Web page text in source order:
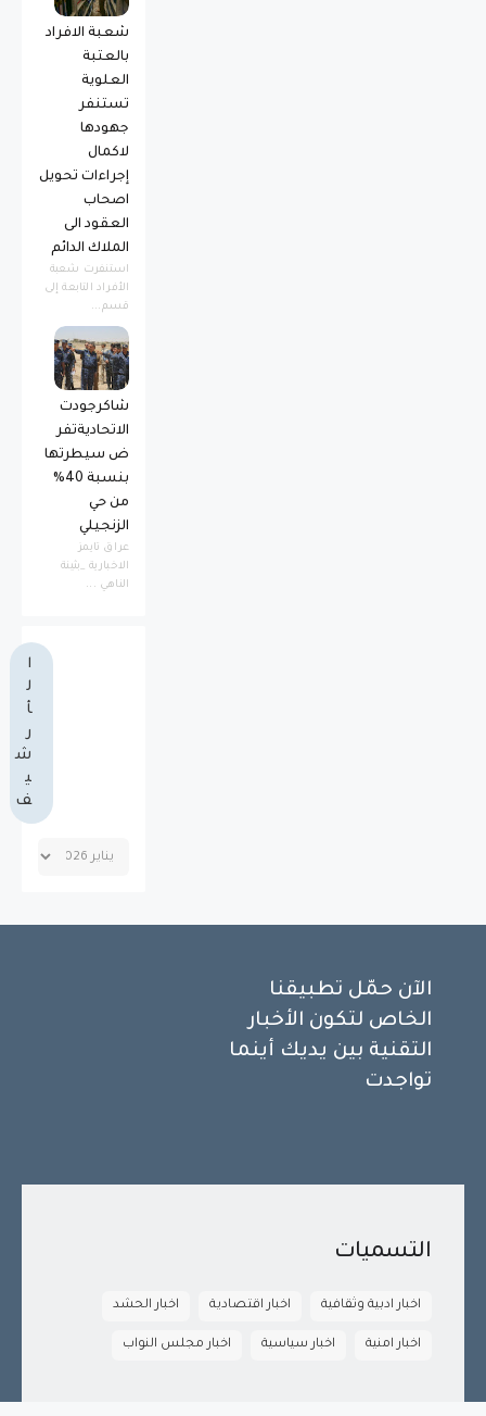
شعبة الافراد
بالعتبة
العلوية
تستنفر
جهودها
لاكمال
إجراءات تحويل
اصحاب
العقود الى
الملاك الدائم
استنفرت شعبة
الأفراد التابعة إلى
قسم...
شاكرجودت
الاتحاديةتفر
ض سيطرتها
بنسبة 40%
من حي
الزنجيلي
عراق تايمز
الاخبارية _بثينة
الناهي ...
ا
ل
أ
ر
ش
ي
ف
الآن حمّل تطبيقنا
الخاص لتكون الأخبار
التقنية بين يديك أينما
تواجدت
التسميات
اخبار ادبية وثقافية اخبار اقتصادية اخبار الحشد
اخبار امنية اخبار سياسية اخبار مجلس النواب